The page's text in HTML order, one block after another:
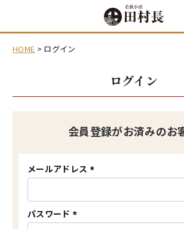
HOME ログイン
ログイン
会員登録がお済みのお
メールアドレス
(
須
パスワード
(